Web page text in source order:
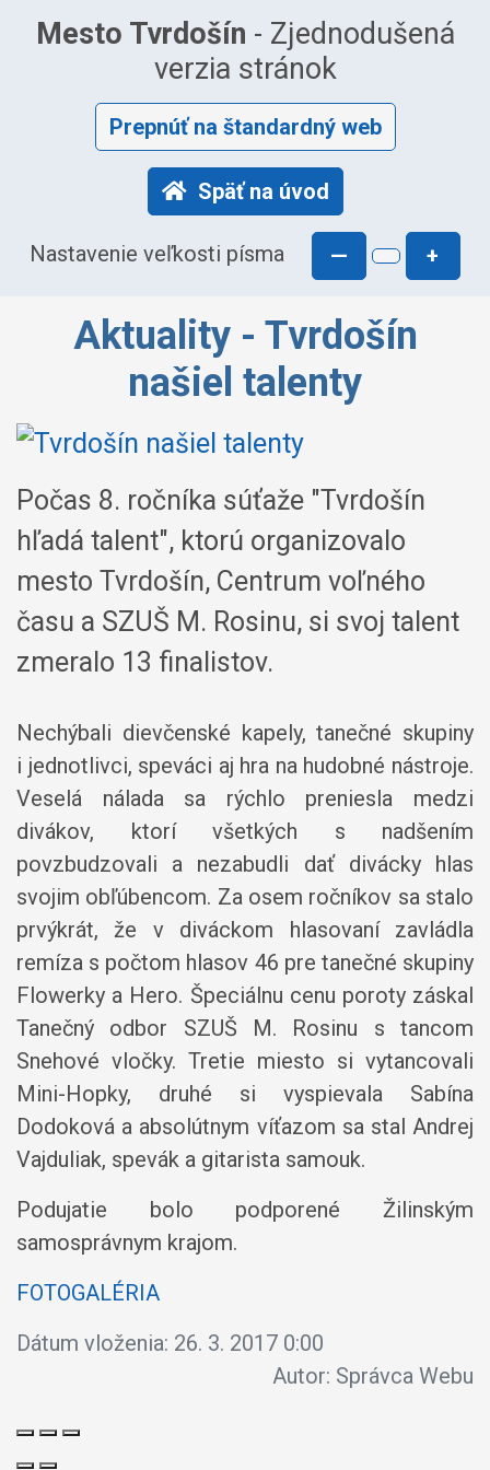
Mesto Tvrdošín - Zjednodušená
verzia stránok
Prepnúť na štandardný web
Späť na úvod
Nastavenie veľkosti písma — +
Aktuality - Tvrdošín
našiel talenty
Počas 8. ročníka súťaže "Tvrdošín
hľadá talent", ktorú organizovalo
mesto Tvrdošín, Centrum voľného
času a SZUŠ M. Rosinu, si svoj talent
zmeralo 13 finalistov.
Nechýbali dievčenské kapely, tanečné skupiny
i jednotlivci, speváci aj hra na hudobné nástroje.
Veselá nálada sa rýchlo preniesla medzi
divákov, ktorí všetkých s nadšením
povzbudzovali a nezabudli dať divácky hlas
svojim obľúbencom. Za osem ročníkov sa stalo
prvýkrát, že v diváckom hlasovaní zavládla
remíza s počtom hlasov 46 pre tanečné skupiny
Flowerky a Hero. Špeciálnu cenu poroty záskal
Tanečný odbor SZUŠ M. Rosinu s tancom
Snehové vločky. Tretie miesto si vytancovali
Mini-Hopky, druhé si vyspievala Sabína
Dodoková a absolútnym víťazom sa stal Andrej
Vajduliak, spevák a gitarista samouk.
Podujatie bolo podporené Žilinským
samosprávnym krajom.
FOTOGALÉRIA
Dátum vloženia: 26. 3. 2017 0:00
Autor: Správca Webu